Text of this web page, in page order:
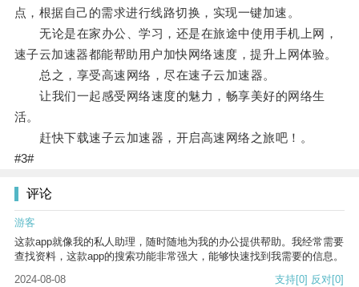
点，根据自己的需求进行线路切换，实现一键加速。
无论是在家办公、学习，还是在旅途中使用手机上网，
速子云加速器都能帮助用户加快网络速度，提升上网体验。
总之，享受高速网络，尽在速子云加速器。
让我们一起感受网络速度的魅力，畅享美好的网络生
活。
赶快下载速子云加速器，开启高速网络之旅吧！。
#3#
评论
游客
这款app就像我的私人助理，随时随地为我的办公提供帮助。我经常需要
查找资料，这款app的搜索功能非常强大，能够快速找到我需要的信息。
2024-08-08
支持[0] 反对[0]